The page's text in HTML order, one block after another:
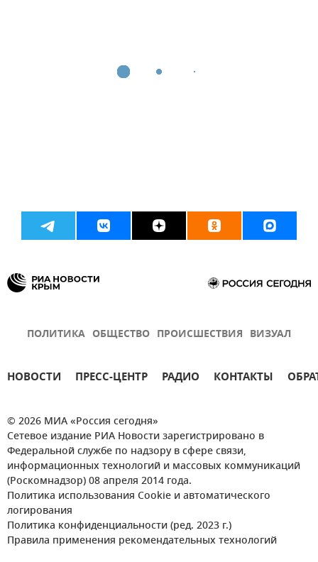
ПОЛИТИКА ОБЩЕСТВО ПРОИСШЕСТВИЯ ВИЗУАЛ
НОВОСТИ ПРЕСС-ЦЕНТР РАДИО КОНТАКТЫ
© 2026 МИА «Россия сегодня»
Сетевое издание РИА Новости зарегистрировано в
Федеральной службе по надзору в сфере связи,
информационных технологий и массовых коммуникаций
(Роскомнадзор) 08 апреля 2014 года.
Политика использования Cookie и автоматического
логирования
Политика конфиденциальности (ред. 2023 г.)
Правила применения рекомендательных технологий